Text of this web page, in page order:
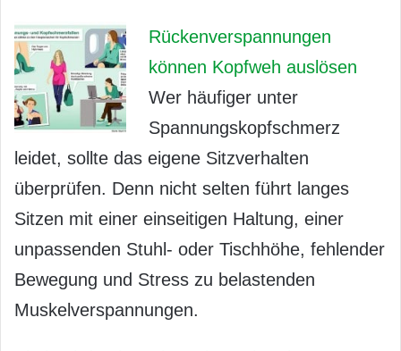
Rückenverspannungen
können Kopfweh auslösen
Wer häufiger unter
Spannungskopfschmerz
leidet, sollte das eigene Sitzverhalten
überprüfen. Denn nicht selten führt langes
Sitzen mit einer einseitigen Haltung, einer
unpassenden Stuhl- oder Tischhöhe, fehlender
Bewegung und Stress zu belastenden
Muskelverspannungen.